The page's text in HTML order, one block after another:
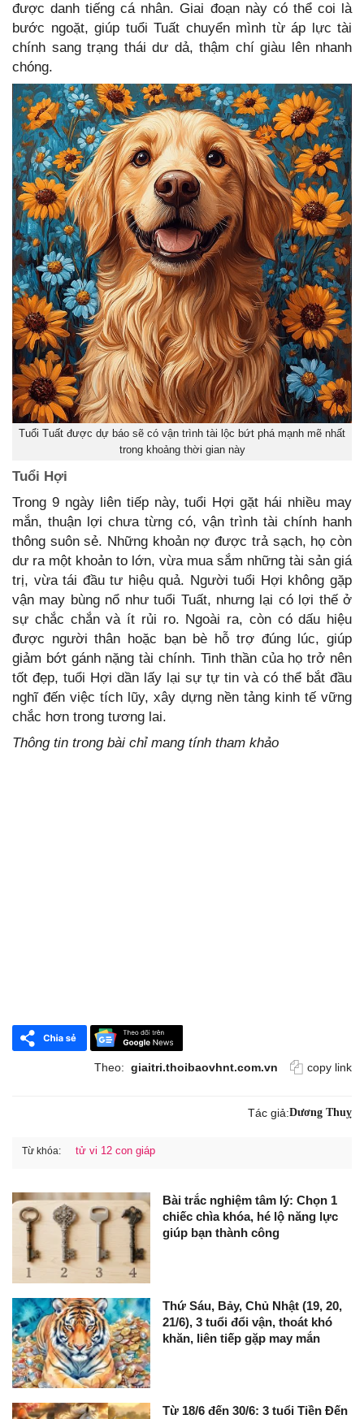
được danh tiếng cá nhân. Giai đoạn này có thể coi là
bước ngoặt, giúp tuổi Tuất chuyển mình từ áp lực tài
chính sang trạng thái dư dả, thậm chí giàu lên nhanh
chóng.
Tuổi Tuất được dự báo sẽ có vận trình tài lộc bứt phá mạnh mẽ nhất
trong khoảng thời gian này
Tuổi Hợi
Trong 9 ngày liên tiếp này, tuổi Hợi gặt hái nhiều may
mắn, thuận lợi chưa từng có, vận trình tài chính hanh
thông suôn sẻ. Những khoản nợ được trả sạch, họ còn
dư ra một khoản to lớn, vừa mua sắm những tài sản giá
trị, vừa tái đầu tư hiệu quả. Người tuổi Hợi không gặp
vận may bùng nổ như tuổi Tuất, nhưng lại có lợi thế ở
sự chắc chắn và ít rủi ro. Ngoài ra, còn có dấu hiệu
được người thân hoặc bạn bè hỗ trợ đúng lúc, giúp
giảm bớt gánh nặng tài chính. Tinh thần của họ trở nên
tốt đẹp, tuổi Hợi dần lấy lại sự tự tin và có thể bắt đầu
nghĩ đến việc tích lũy, xây dựng nền tảng kinh tế vững
chắc hơn trong tương lai.
Thông tin trong bài chỉ mang tính tham khảo
Theo: giaitri.thoibaovhnt.com.vn copy link
Tác giả:Dương Thuỵ
Từ khóa: tử vi 12 con giáp
Bài trắc nghiệm tâm lý: Chọn 1
chiếc chìa khóa, hé lộ năng lực
giúp bạn thành công
Thứ Sáu, Bảy, Chủ Nhật (19, 20,
21/6), 3 tuổi đổi vận, thoát khó
khăn, liên tiếp gặp may mắn
Từ 18/6 đến 30/6: 3 tuổi Tiền Đến